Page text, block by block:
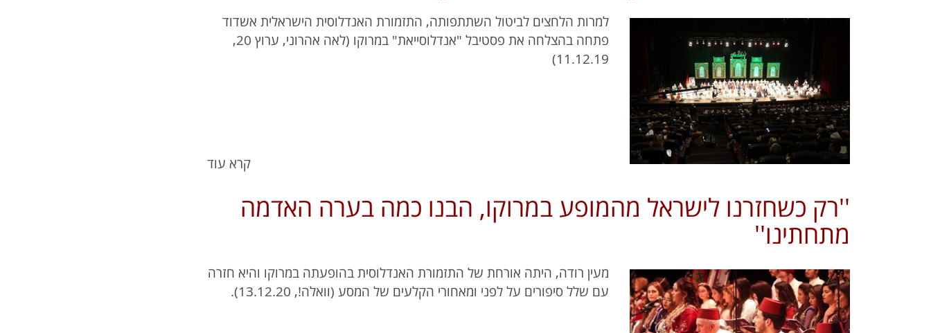
למרות הלחצים לביטול השתתפותה, התזמורת האנדלוסית הישראלית אשדוד
פתחה בהצלחה את פסטיבל "אנדלוסייאת" במרוקו (לאה אהרוני, ערוץ 20,
11.12.19)
קרא עוד
''רק כשחזרנו לישראל מהמופע במרוקו, הבנו כמה בערה האדמה
מתחתינו''
מעין רודה, היתה אורחת של התזמורת האנדלוסית בהופעתה במרוקו והיא חזרה
עם שלל סיפורים על לפני ומאחורי הקלעים של המסע (וואלה!, 13.12.20).